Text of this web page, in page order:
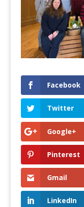
Facebook
Twitter
Google+
Pinterest
Gmail
LinkedIn